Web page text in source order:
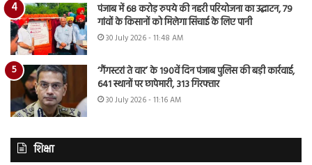
पंजाब में 68 करोड़ रुपये की नहरी परियोजना का उद्घाटन, 79
गांवों के किसानों को मिलेगा सिंचाई के लिए पानी
30 July 2026 - 11:48 AM
‘गैंगस्टरां ते वार’ के 190वें दिन पंजाब पुलिस की बड़ी कार्रवाई,
641 स्थानों पर छापेमारी, 313 गिरफ्तार
30 July 2026 - 11:16 AM
शिक्षा